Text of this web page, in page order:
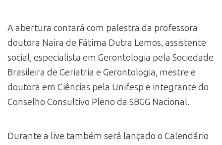
A abertura contará com palestra da professora
doutora Naira de Fátima Dutra Lemos, assistente
social, especialista em Gerontologia pela Sociedade
Brasileira de Geriatria e Gerontologia, mestre e
doutora em Ciências pela Unifesp e integrante do
Conselho Consultivo Pleno da SBGG Nacional.
Durante a live também será lançado o Calendário